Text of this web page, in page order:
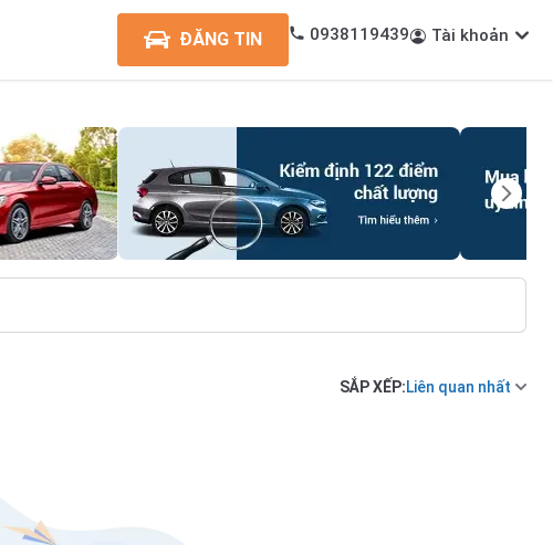
ĐĂNG TIN 0938119439 Tài khoản
SẮP XẾP:Liên quan nhất